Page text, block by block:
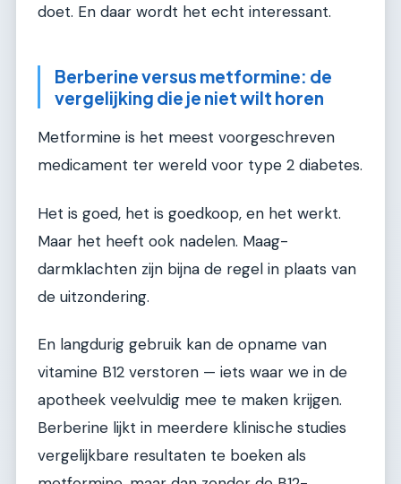
doet. En daar wordt het echt interessant.
Berberine versus metformine: de
vergelijking die je niet wilt horen
Metformine is het meest voorgeschreven
medicament ter wereld voor type 2 diabetes.
Het is goed, het is goedkoop, en het werkt.
Maar het heeft ook nadelen. Maag-
darmklachten zijn bijna de regel in plaats van
de uitzondering.
En langdurig gebruik kan de opname van
vitamine B12 verstoren — iets waar we in de
apotheek veelvuldig mee te maken krijgen.
Berberine lijkt in meerdere klinische studies
vergelijkbare resultaten te boeken als